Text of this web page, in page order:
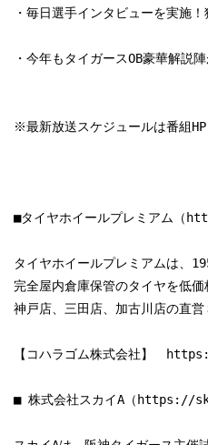
・今年もタイガースOB豪華解説
※最新放送スケジュールは番組HP
■タイヤホイールプレミアム（
タイヤホイールプレミアムは、
完全屋内倉庫保管のタイヤを低
神戸店、三田店、加古川店の直営
【コハラゴム株式会社】
■ 株式会社スカイA（ https://